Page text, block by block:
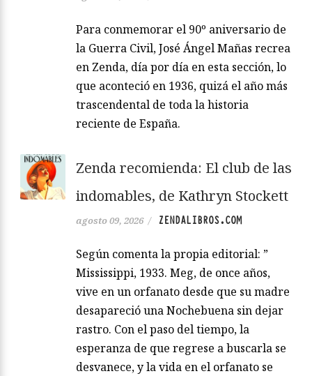
Para conmemorar el 90º aniversario de
la Guerra Civil, José Ángel Mañas recrea
en Zenda, día por día en esta sección, lo
que aconteció en 1936, quizá el año más
trascendental de toda la historia
reciente de España.
Zenda recomienda: El club de las
indomables, de Kathryn Stockett
agosto 09, 2026 / ZENDALIBROS.COM
Según comenta la propia editorial: ”
Mississippi, 1933. Meg, de once años,
vive en un orfanato desde que su madre
desapareció una Nochebuena sin dejar
rastro. Con el paso del tiempo, la
esperanza de que regrese a buscarla se
desvanece, y la vida en el orfanato se